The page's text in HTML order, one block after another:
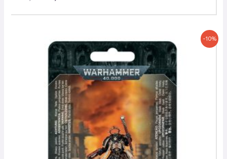
-10%
prix
initial
était :
34,00 €.
prix
actuel
est :
30,60 €.